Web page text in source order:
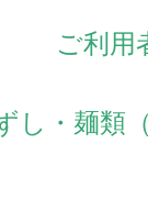
ご利用
し・麺類